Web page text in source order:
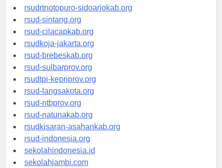
rsudksa-depok.org
rsudrtnotopuro-sidoarjokab.org
rsud-sintang.org
rsud-cilacapkab.org
rsudkoja-jakarta.org
rsud-brebeskab.org
rsud-sulbarprov.org
rsudtpi-kepriprov.org
rsud-langsakota.org
rsud-ntbprov.org
rsud-natunakab.org
rsudkisaran-asahankab.org
rsud-indonesia.org
sekolahindonesia.id